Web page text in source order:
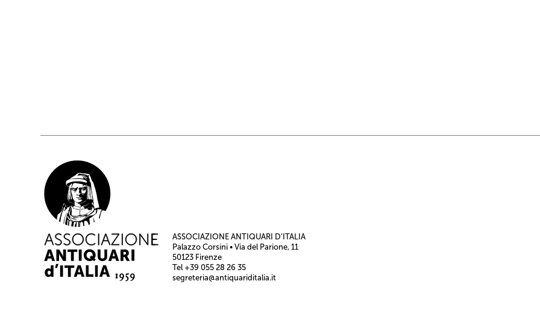
ASSOCIAZIONE ANTIQUARI D’ITALIA
Palazzo Corsini • Via del Parione, 11
50123 Firenze
Tel +39 055 28 26 35
segreteria@antiquariditalia.it